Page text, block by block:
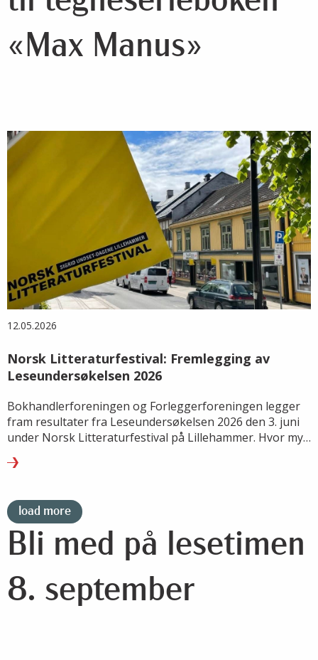
«Max Manus»
12.05.2026
Norsk Litteraturfestival: Fremlegging av
Leseundersøkelsen 2026
Bokhandlerforeningen og Forleggerforeningen legger
fram resultater fra Leseundersøkelsen 2026 den 3. juni
under Norsk Litteraturfestival på Lillehammer. Hvor mye
seg?
load more
Bli med på lesetimen
8. september